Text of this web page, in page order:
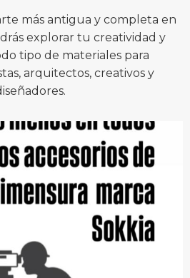
más antigua y completa en
explorar tu creatividad y
tipo de materiales para
arquitectos, creativos y